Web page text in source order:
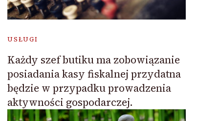
USŁUGI
Każdy szef butiku ma zobowiązanie
posiadania kasy fiskalnej przydatna
będzie w przypadku prowadzenia
aktywności gospodarczej.